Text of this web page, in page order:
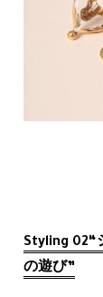
Styling 02“
の遊び”